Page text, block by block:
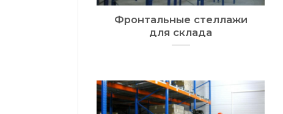
Фронтальные стеллажи
для склада